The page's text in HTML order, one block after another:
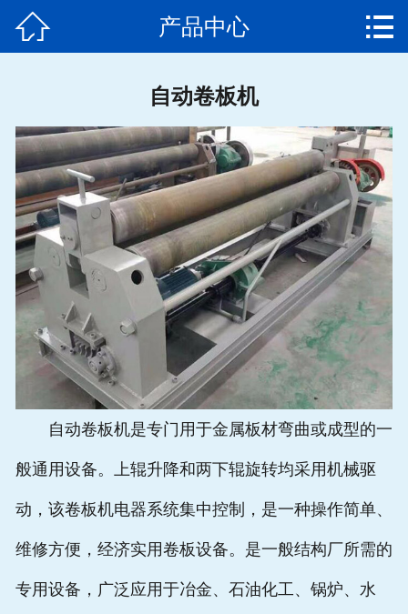
新闻动态
发货通知
客户案例
售后服务
联系我们
 产品中心 
自动卷板机
自动卷板机是专门用于金属板材弯曲或成型的一
般通用设备。上辊升降和两下辊旋转均采用机械驱
动，该卷板机电器系统集中控制，是一种操作简单、
维修方便，经济实用卷板设备。是一般结构厂所需的
专用设备，广泛应用于冶金、石油化工、锅炉、水